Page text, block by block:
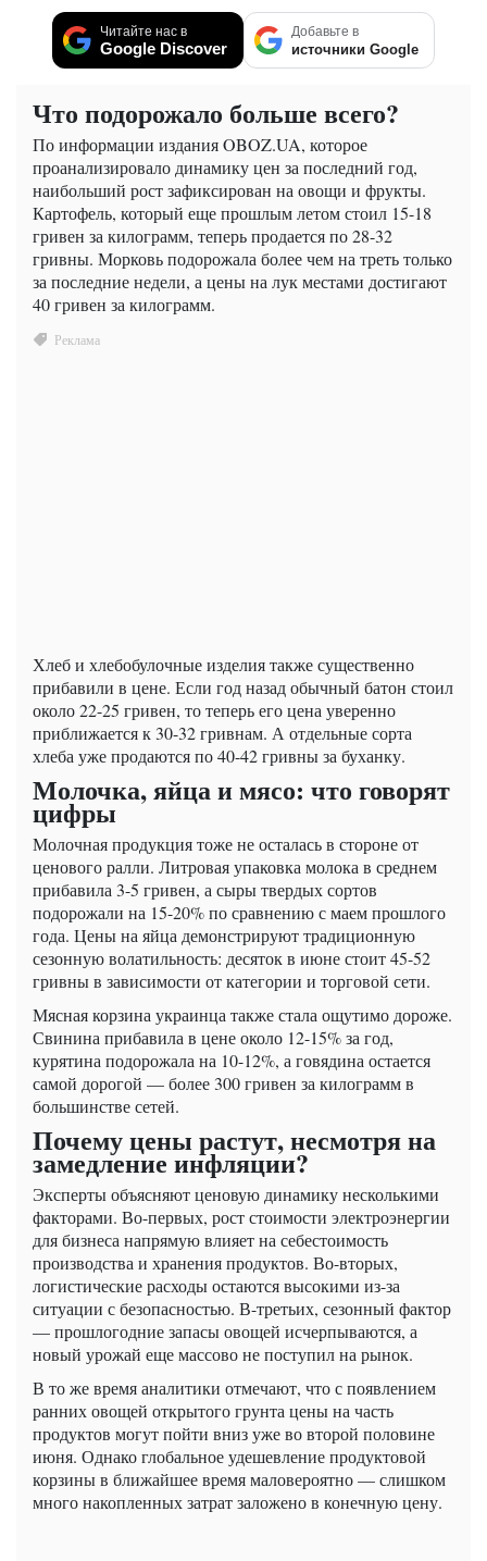
Читайте нас в
Google Discover
Добавьте в
источники Google
Что подорожало больше всего?
По информации издания OBOZ.UA, которое
проанализировало динамику цен за последний год,
наибольший рост зафиксирован на овощи и фрукты.
Картофель, который еще прошлым летом стоил 15-18
гривен за килограмм, теперь продается по 28-32
гривны. Морковь подорожала более чем на треть только
за последние недели, а цены на лук местами достигают
40 гривен за килограмм.
Хлеб и хлебобулочные изделия также существенно
прибавили в цене. Если год назад обычный батон стоил
около 22-25 гривен, то теперь его цена уверенно
приближается к 30-32 гривнам. А отдельные сорта
хлеба уже продаются по 40-42 гривны за буханку.
Молочка, яйца и мясо: что говорят
цифры
Молочная продукция тоже не осталась в стороне от
ценового ралли. Литровая упаковка молока в среднем
прибавила 3-5 гривен, а сыры твердых сортов
подорожали на 15-20% по сравнению с маем прошлого
года. Цены на яйца демонстрируют традиционную
сезонную волатильность: десяток в июне стоит 45-52
гривны в зависимости от категории и торговой сети.
Мясная корзина украинца также стала ощутимо дороже.
Свинина прибавила в цене около 12-15% за год,
курятина подорожала на 10-12%, а говядина остается
самой дорогой — более 300 гривен за килограмм в
большинстве сетей.
Почему цены растут, несмотря на
замедление инфляции?
Эксперты объясняют ценовую динамику несколькими
факторами. Во-первых, рост стоимости электроэнергии
для бизнеса напрямую влияет на себестоимость
производства и хранения продуктов. Во-вторых,
логистические расходы остаются высокими из-за
ситуации с безопасностью. В-третьих, сезонный фактор
— прошлогодние запасы овощей исчерпываются, а
новый урожай еще массово не поступил на рынок.
В то же время аналитики отмечают, что с появлением
ранних овощей открытого грунта цены на часть
продуктов могут пойти вниз уже во второй половине
июня. Однако глобальное удешевление продуктовой
корзины в ближайшее время маловероятно — слишком
много накопленных затрат заложено в конечную цену.